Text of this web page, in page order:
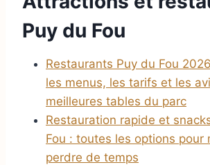
Puy du Fou
Restaurants Puy du Fou
les menus, les tarifs et les
meilleures tables du parc
Restauration rapide et
Fou : toutes les options pour
perdre de temps